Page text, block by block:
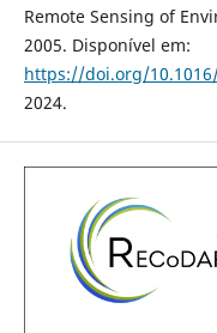
Remote Sensing of
2005. Disponível em:
https://doi.org/
2024.